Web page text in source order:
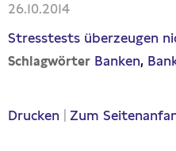
26.10.2014
Stresstests überzeugen
Schlagwörter Banken
Drucken Zum